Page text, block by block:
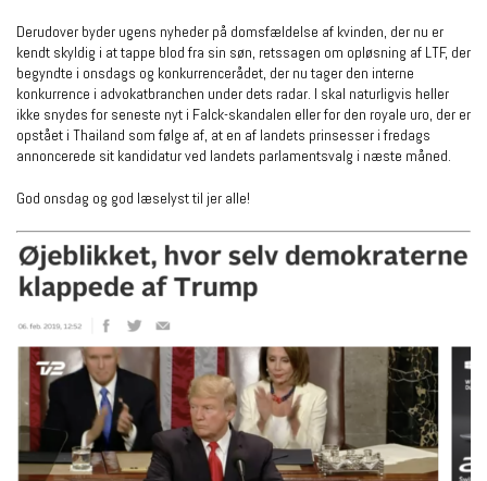
Derudover byder ugens nyheder på domsfældelse af kvinden, der nu er
kendt skyldig i at tappe blod fra sin søn, retssagen om opløsning af LTF, der
begyndte i onsdags og konkurrencerådet, der nu tager den interne
konkurrence i advokatbranchen under dets radar. I skal naturligvis heller
ikke snydes for seneste nyt i Falck-skandalen eller for den royale uro, der er
opstået i Thailand som følge af, at en af landets prinsesser i fredags
annoncerede sit kandidatur ved landets parlamentsvalg i næste måned.
God onsdag og god læselyst til jer alle!